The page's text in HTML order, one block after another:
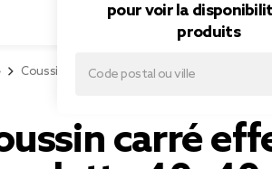
pour voir la
produits
Coussin carré effet laine bouclette 40x40cm
carré